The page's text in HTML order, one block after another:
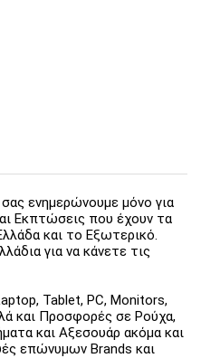
ενημερώνουμε μόνο για
Εκπτώσεις που έχουν τα
και το Εξωτερικό.
για να κάνετε τις
Tablet, PC, Monitors,
και Προσφορές σε Ρούχα,
και Αξεσουάρ ακόμα και
επώνυμων Brands και